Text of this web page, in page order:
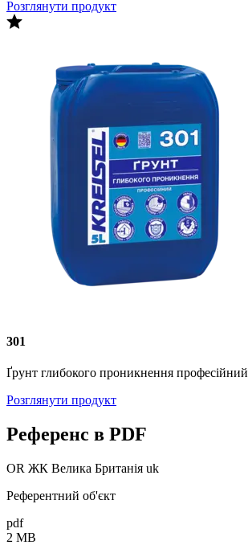
Розглянути продукт
301
Ґрунт глибокого проникнення професійний
Розглянути продукт
Референс в PDF
OR ЖК Велика Британія uk
Референтний об'єкт
pdf
2 MB